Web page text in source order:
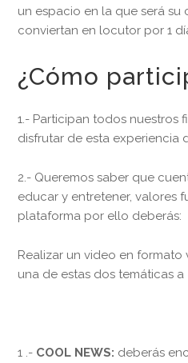
un espacio en la que será su
conviertan en locutor por 1
¿Cómo
1.- Participan todos nuestros
disfrutar de esta experiencia
2.- Queremos saber que
educar y entretener, valores
plataforma por ello deberás:
Realizar un video en
una de estas dos temáticas a
1 .- COOL NEWS: deberás